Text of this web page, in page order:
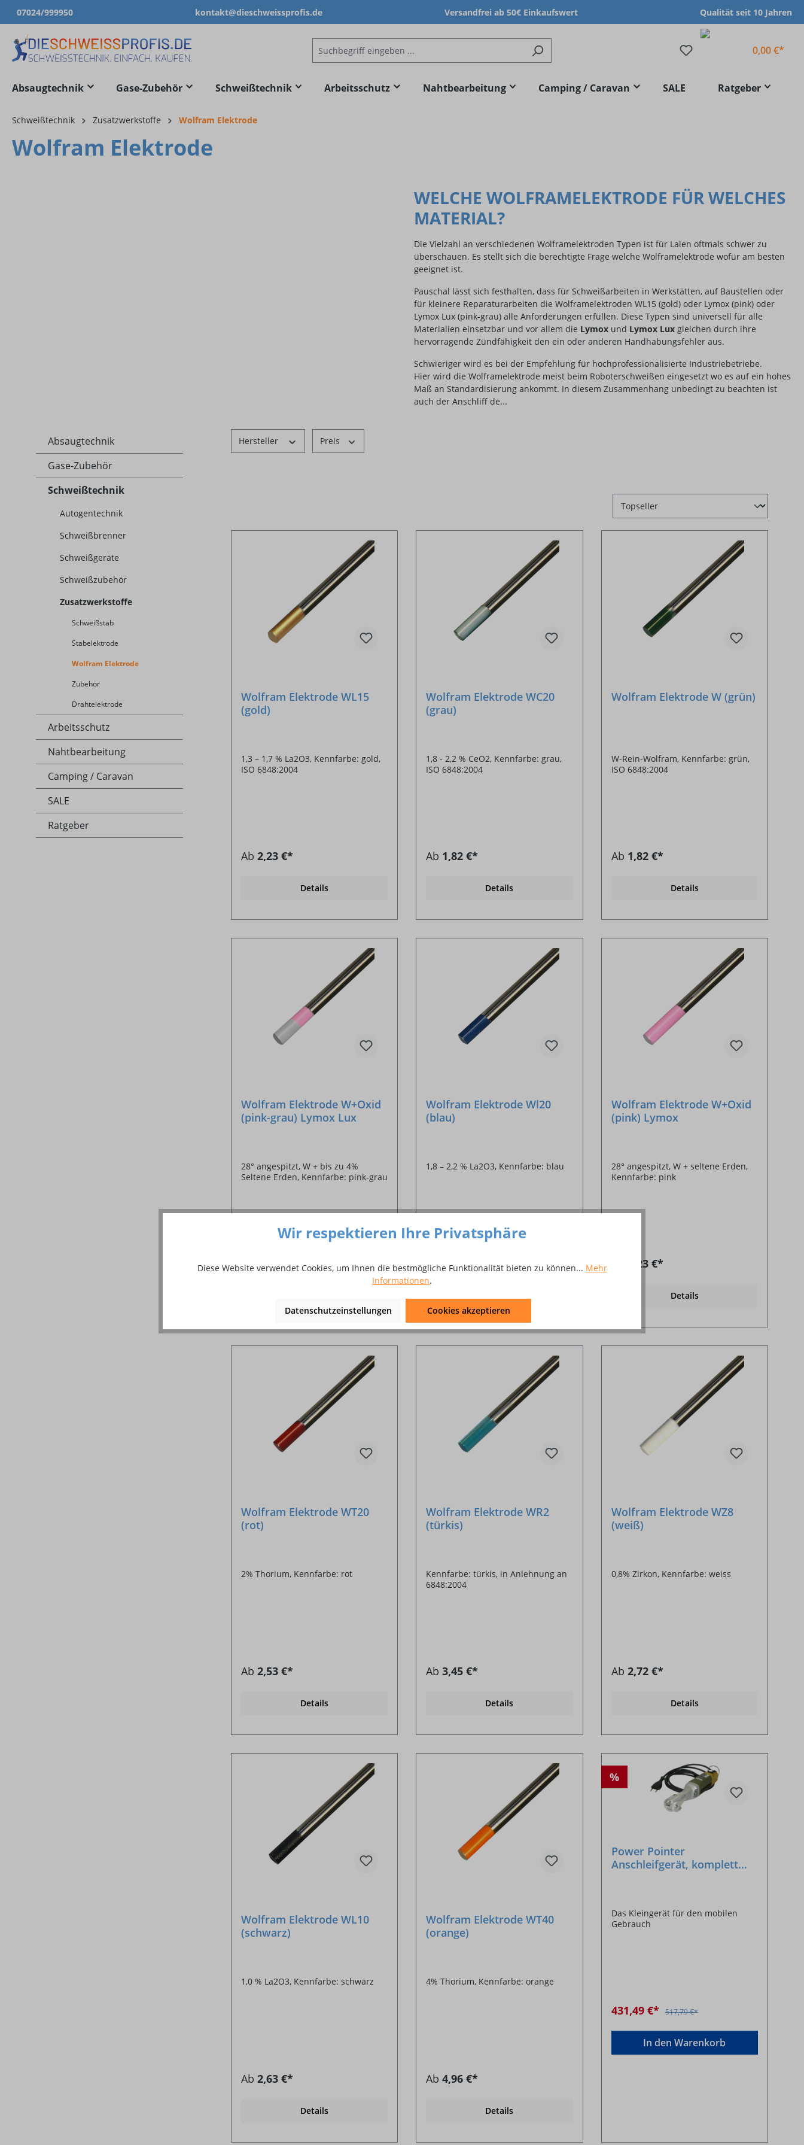
Zur Hauptnavigation springen
07024/999950 kontakt@dieschweissprofis.de Versandfrei ab 50€ Einkaufswert Qualität seit 10 Jahren
0,00 €*
Absaugtechnik Gase-Zubehör Schweißtechnik Arbeitsschutz Nahtbearbeitung Camping / Caravan SALE Ratgeber
Schweißtechnik Zusatzwerkstoffe Wolfram Elektrode
Wolfram Elektrode
WELCHE WOLFRAMELEKTRODE FÜR WELCHES
MATERIAL?
Die Vielzahl an verschiedenen Wolframelektroden Typen ist für Laien oftmals schwer zu
überschauen. Es stellt sich die berechtigte Frage welche Wolframelektrode wofür am besten
geeignet ist.
Pauschal lässt sich festhalten, dass für Schweißarbeiten in Werkstätten, auf Baustellen oder
für kleinere Reparaturarbeiten die Wolframelektroden WL15 (gold) oder Lymox (pink) oder
Lymox Lux (pink-grau) alle Anforderungen erfüllen. Diese Typen sind universell für alle
Materialien einsetzbar und vor allem die Lymox und Lymox Lux gleichen durch ihre
hervorragende Zündfähigkeit den ein oder anderen Handhabungsfehler aus.
Schwieriger wird es bei der Empfehlung für hochprofessionalisierte Industriebetriebe.
Hier wird die Wolframelektrode meist beim Roboterschweißen eingesetzt wo es auf ein hohes
Maß an Standardisierung ankommt. In diesem Zusammenhang unbedingt zu beachten ist
auch der Anschliff de...
Absaugtechnik
Gase-Zubehör
Schweißtechnik
Autogentechnik
Schweißbrenner
Schweißgeräte
Schweißzubehör
Zusatzwerkstoffe
Schweißstab
Stabelektrode
Wolfram Elektrode
Zubehör
Drahtelektrode
Arbeitsschutz
Nahtbearbeitung
Camping / Caravan
SALE
Ratgeber
Hersteller Preis
Wolfram Elektrode WL15
(gold)
1,3 – 1,7 % La2O3, Kennfarbe: gold,
ISO 6848:2004
Ab 2,23 €*
Details
Wolfram Elektrode WC20
(grau)
1,8 - 2,2 % CeO2, Kennfarbe: grau,
ISO 6848:2004
Ab 1,82 €*
Details
Wolfram Elektrode W (grün)
W-Rein-Wolfram, Kennfarbe: grün,
ISO 6848:2004
Ab 1,82 €*
Details
Wolfram Elektrode W+Oxid
(pink-grau) Lymox Lux
28° angespitzt, W + bis zu 4%
Seltene Erden, Kennfarbe: pink-grau
Ab4,15 €*
Wolfram Elektrode Wl20
(blau)
1,8 – 2,2 % La2O3, Kennfarbe: blau
Ab2,53 €*
Wolfram Elektrode W+Oxid
(pink) Lymox
28° angespitzt, W + seltene Erden,
Kennfarbe: pink
3,23 €*
Details
Wolfram Elektrode WT20
(rot)
2% Thorium, Kennfarbe: rot
Ab 2,53 €*
Details
Wolfram Elektrode WR2
(türkis)
Kennfarbe: türkis, in Anlehnung an
6848:2004
Ab3,45 €*
Details
Wolfram Elektrode WZ8
(weiß)
0,8% Zirkon, Kennfarbe: weiss
Ab 2,72 €*
Details
Wolfram Elektrode WL10
(schwarz)
1,0 % La2O3, Kennfarbe: schwarz
Ab 2,63 €*
Details
Wolfram Elektrode WT40
(orange)
4% Thorium, Kennfarbe: orange
Ab4,96 €*
Details
%
Power Pointer
Anschleifgerät, komplett
Das Kleingerät für den mobilen
Gebrauch
431,49 €* 517,79 €*
In den Warenkorb
Wir respektieren Ihre Privatsphäre
Diese Website verwendet Cookies, um Ihnen die bestmögliche Funktionalität bieten zu können... Mehr
Informationen.
Datenschutzeinstellungen Cookies akzeptieren